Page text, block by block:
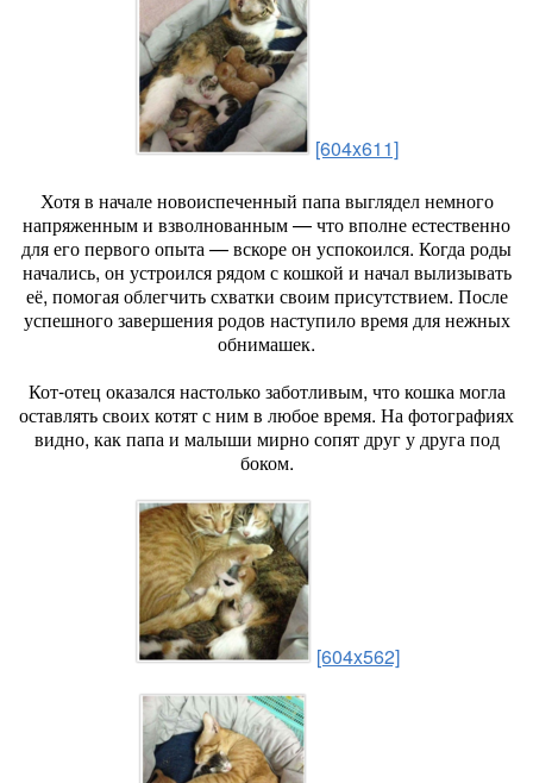
[604x611]
Хотя в начале новоиспеченный папа выглядел немного
напряженным и взволнованным — что вполне естественно
для его первого опыта — вскоре он успокоился. Когда роды
начались, он устроился рядом с кошкой и начал вылизывать
её, помогая облегчить схватки своим присутствием. После
успешного завершения родов наступило время для нежных
обнимашек.
Кот-отец оказался настолько заботливым, что кошка могла
оставлять своих котят с ним в любое время. На фотографиях
видно, как папа и малыши мирно сопят друг у друга под
боком.
[604x562]